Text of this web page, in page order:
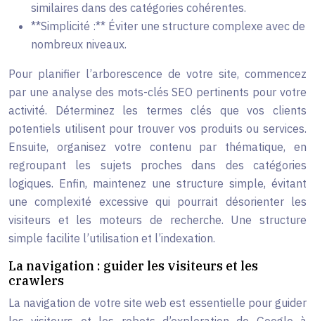
similaires dans des catégories cohérentes.
**Simplicité :** Éviter une structure complexe avec de
nombreux niveaux.
Pour planifier l’arborescence de votre site, commencez
par une analyse des mots-clés SEO pertinents pour votre
activité. Déterminez les termes clés que vos clients
potentiels utilisent pour trouver vos produits ou services.
Ensuite, organisez votre contenu par thématique, en
regroupant les sujets proches dans des catégories
logiques. Enfin, maintenez une structure simple, évitant
une complexité excessive qui pourrait désorienter les
visiteurs et les moteurs de recherche. Une structure
simple facilite l’utilisation et l’indexation.
La navigation : guider les visiteurs et les
crawlers
La navigation de votre site web est essentielle pour guider